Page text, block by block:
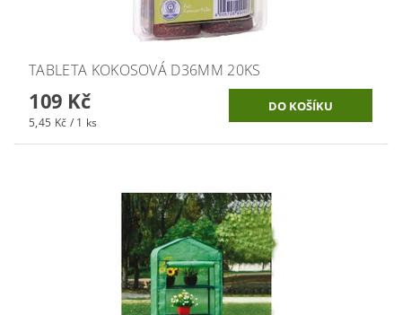
TABLETA KOKOSOVÁ D36MM 20KS
109 Kč
5,45 Kč / 1 ks